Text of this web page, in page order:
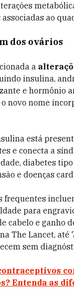
ao
dos ovários
a
insulina,
e hormônio
novo nome
está
e conecta a
diabetes
e doenças
frequentes
para
cabelo e ganho
The Lancet, até
sem
Entenda as